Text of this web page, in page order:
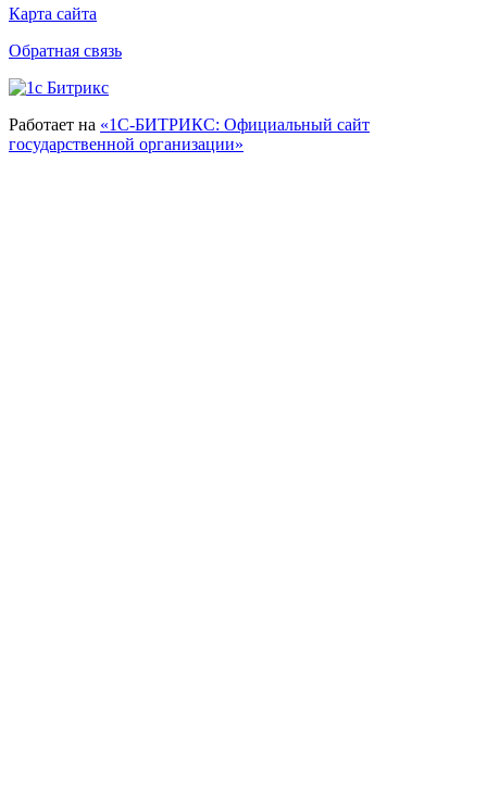
Карта сайта
Обратная связь
Работает на «1С-БИТРИКС: Официальный сайт
государственной организации»